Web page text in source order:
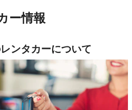
ー情報
ンタカーについて